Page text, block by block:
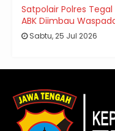
Satpolair Polres
ABK Diimbau
Sabtu, 25 Jul 2026